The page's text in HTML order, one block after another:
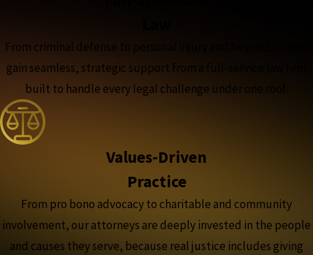
From criminal defense to personal injury and beyond, clients
gain seamless, strategic support from a full-service law firm
built to handle every legal challenge under one roof.
Values-Driven
Practice
From pro bono advocacy to charitable and community
involvement, our attorneys are deeply invested in the people
and causes they serve, because real justice includes giving